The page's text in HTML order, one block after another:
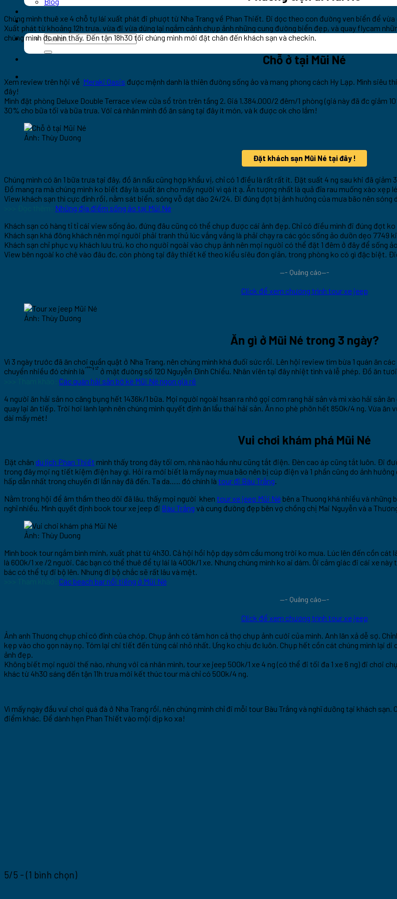
Khách sạn
Chúng mình thuê xe 4 chỗ tự lái xuất phát đi phượt từ Nha Trang về Phan Thiết. Đi dọc theo con đường ven biển để
Xuất phát từ khoảng 12h trưa, vừa đi vừa dừng lại ngắm cảnh chụp ảnh những cung đường biển đẹp, và quay flycam
chúng mình đc nhìn thấy. Đến tận 18h30 tối chúng mình mới đặt chân đến khách sạn và checkin.
Chỗ ở tại Mũi Né
Xem review trên hội về Meraki Oasis được mệnh danh là thiên đường sống ảo và mang phong cách Hy Lạp. Mình siêu
đây!
Mình đặt phòng Deluxe Double Terrace view cửa sổ tròn trên tầng 2. Giá 1.384.000/2 đêm/1 phòng (giá này đã đc giảm
30% cho bữa tối và bữa trưa. Với cá nhân mình đồ ăn sáng tại đây ít món, và k được ok cho lắm!
Ảnh: Thùy Dương
Đặt khách sạn Mũi Né tại đây !
Chúng mình có ăn 1 bữa trưa tại đây, đồ ăn nấu cũng hợp khẩu vị, chỉ có 1 điều là rất rất ít. Đặt suất 4 ng sau khi đã giảm
Đồ mang ra mà chúng mình ko biết đây là suất ăn cho mấy người vì qá ít ạ. Ấn tượng nhất là quả đĩa rau muống xào xẹp
View khách sạn thì cực đỉnh rồi, nằm sát biển, sóng vỗ dạt dào 24/24. Đi đúng đợt bị ảnh hưởng của mưa bão nên sóng
Những địa điểm sống ảo tại Mũi Né
Khách sạn có hàng tỉ tỉ cái view sống ảo, đứng đâu cũng có thể chụp được cái ảnh đẹp. Chỉ có điều mình đi đúng đợt
Khách sạn khá đông khách nên mọi người phải tranh thủ lúc vắng vắng là phải chạy ra các góc sống ảo dưỡn dẹo 7749
Khách sạn chỉ phục vụ khách lưu trú, ko cho người ngoài vào chụp ảnh nên mọi người có thể đặt 1 đêm ở đây để sống
View bên ngoài ko chê vào đâu đc, còn phòng tại đây thiết kế theo kiểu siêu đơn giản, trong phòng ko có gì đặc biệt.
—- Quảng cáo—-
Click để xem chương trình tour xe jeep
Ảnh: Thùy Dương
Ăn gì ở Mũi Né trong 3 ngày?
Vì 3 ngày trước đã ăn chơi quần quật ở Nha Trang, nên chúng mình khá đuối sức rồi. Lên hội review tìm bừa 1 quán ăn
chuyển nhiều đó chính là ́ ̉ ̉ ̛̀ ̀ ̂́ ̉ ở mặt đường số 120 Nguyễn Đình Chiểu. Nhân viên tại đây nhiệt tình và lễ phép. Đồ ăn
Các quán hải sản bờ kè Mũi Né ngon giá rẻ
4 người ăn hải sản no căng bụng hết 1436k/1 bữa. Mọi người ngoài hsan ra nhớ gọi cơm rang hải sản và mì xào hải sản
quay lại ăn tiếp. Trời hơi lành lạnh nên chúng mình quyết định ăn lẩu thái hải sản. Ăn no phè phỡn hết 850k/4 ng. Vừa
dài mấy mét!
Vui chơi khám phá Mũi Né
Đặt chân du lịch Phan Thiết mình thấy trong đây tối om, nhà nào hầu như cũng tắt điện. Đèn cao áp cũng tắt luôn. Đi
trong đây mọi ng tiết kiệm điện hay gì. Hỏi ra mới biết là mấy nay mưa bão nên bị cúp điện và 1 phần cũng do ảnh
hấp dẫn nhất trong chuyến đi lần này đã đến. Ta da….. đó chính là tour đi Bàu Trắng.
Nằm trong hội để âm thầm theo dõi đã lâu, thấy mọi người khen tour xe jeep Mũi Né bên a Thuong khá nhiều và
nghĩ nhiều. Mình quyết định book tour xe jeep đi Bàu Trắng và cung đường đẹp bên vợ chồng chị Mai Nguyễn và a
Ảnh: Thùy Duong
Mình book tour ngắm bình minh, xuất phát từ 4h30. Cả hội hồi hộp dạy sớm cầu mong trời ko mưa. Lúc lên đến cồn
là 600k/1 xe /2 người. Các bạn có thể thuê để tự lái là 400k/1 xe. Nhưng chúng mình ko ai dám. Ôi cảm giác đi cái xe
bác có thể tự đi bộ lên. Nhưng đi bộ chắc sẽ rất lâu và mệt.
Các beach bar nổi tiếng ở Mũi Né
—- Quảng cáo—-
Click để xem chương trình tour xe jeep
Ảnh anh Thương chụp chỉ có đỉnh của chóp. Chụp ảnh có tâm hơn cả thợ chụp ảnh cưới của mình. Anh lăn xả dễ sợ.
kẹp vào cho gọn này nọ. Tóm lại chi tiết đến từng cái nhỏ nhất. Ưng ko chịu đc luôn. Chụp hết cồn cát chúng mình lại
ảnh đẹp.
Không biết mọi người thế nào, nhưng với cá nhân mình, tour xe jeep 500k/1 xe 4 ng (có thể đi tối đa 1 xe 6 ng) đi chơi
khác từ 4h30 sáng đến tận 11h trưa mới kết thúc tour mà chỉ có 500k/4 ng.
Vì mấy ngày đầu vui chơi quá đà ở Nha Trang rồi, nên chúng mình chỉ đi mỗi tour Bàu Trắng và nghĩ dưỡng tại khách
điểm khác. Để dành hẹn Phan Thiết vào mội dịp ko xa!
5/5 - (1 bình chọn)